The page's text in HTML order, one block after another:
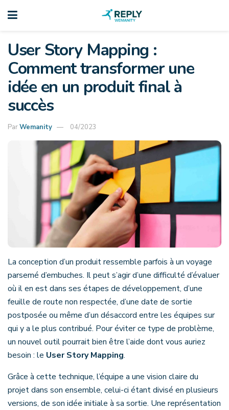
User Story Mapping :
Comment transformer une
idée en un produit final à
succès
ParWemanity 04/2023
La conception d’un produit ressemble parfois à un voyage
parsemé d’embuches. Il peut s’agir d’une difficulté d’évaluer
où il en est dans ses étapes de développement, d’une
feuille de route non respectée, d’une date de sortie
postposée ou même d’un désaccord entre les équipes sur
qui y a le plus contribué. Pour éviter ce type de problème,
un nouvel outil pourrait bien être l’aide dont vous auriez
besoin : le User Story Mapping.
Grâce à cette technique, l’équipe a une vision claire du
projet dans son ensemble, celui-ci étant divisé en plusieurs
versions, de son idée initiale à sa sortie. Une représentation